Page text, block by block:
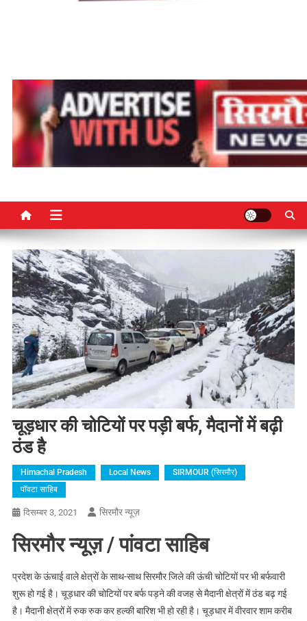
चूड़धार की चोटियों पर पड़ी बर्फ, मैदानों में बढ़ी
ठंड है
Himachal Pradesh Local News
SIRMOUR (सिरमौर)
पॉवटा साहिब
दिसम्बर 3, 2021 सिरमौर न्यूज़
सिरमौर न्यूज़ / पांवटा साहिब
प्रदेश के ऊंचाई वाले क्षेत्रों के साथ-साथ सिरमौर जिले की ऊंची चोटियों पर भी बर्फवारी
शुरू हो गई है। चूड़धार की चोटियों पर बर्फ पड़ने की वजह से मैदानी क्षेत्रों में ठंड बढ़ गई
है। मैदानी क्षेत्रों में रुक रुक कर हल्की बारिश भी हो रही है। चूड़धार में वीरवार शाम करीब